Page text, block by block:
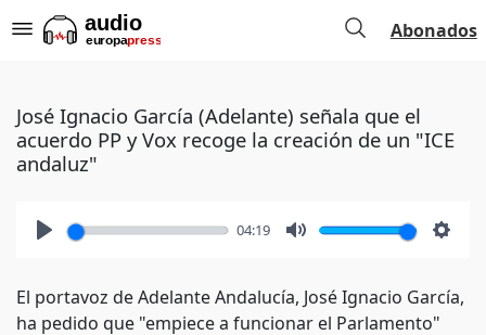
Abonados
José Ignacio García (Adelante) señala que el
acuerdo PP y Vox recoge la creación de un "ICE
andaluz"
04:19
El portavoz de Adelante Andalucía, José Ignacio García,
ha pedido que "empiece a funcionar el Parlamento"